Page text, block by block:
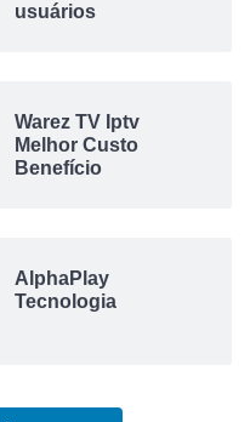
usuários
Warez TV Iptv
Melhor Custo
Benefício
AlphaPlay
Tecnologia